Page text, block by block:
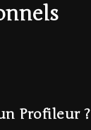
Profileur ?